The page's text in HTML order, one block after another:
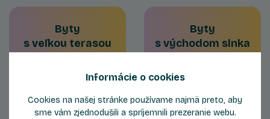
Byty
s veľkou terasou
Byty
s východom slnka
Informácie o cookies
Cookies na našej stránke používame najmä preto, aby
sme vám zjednodušili a spríjemnili prezeranie webu.